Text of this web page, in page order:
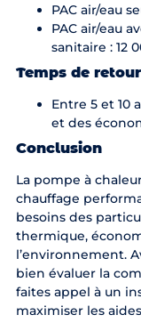
PAC air/eau
PAC air/eau
sanitaire : 12
Temps de
Entre 5 et 10
et des
Conclusion
La pompe à
chauffage
besoins des
thermique,
l’environnement.
bien évaluer la
faites appel à un
maximiser les